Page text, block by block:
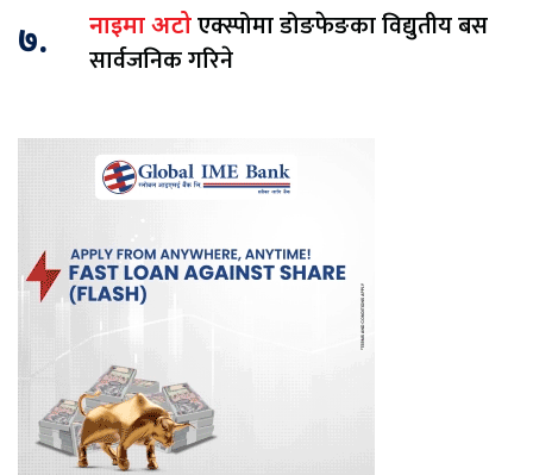
७. नाइमा अटोएक्स्पोमा डोङफेङका विद्युतीय बस
सार्वजनिक गरिने